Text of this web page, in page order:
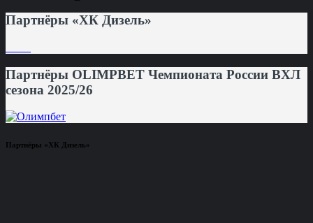
Партнёры «ХК Дизель»
Партнёры OLIMPBET Чемпионата России ВХЛ
сезона 2025/26
Партнёры «ХК Дизель»